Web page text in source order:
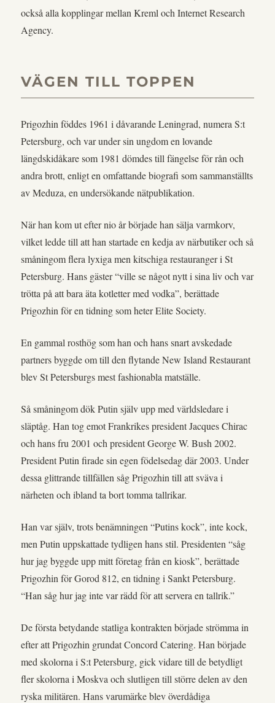
också alla kopplingar mellan Kreml och Internet Research
Agency.
VÄGEN TILL TOPPEN
Prigozhin föddes 1961 i dåvarande Leningrad, numera S:t
Petersburg, och var under sin ungdom en lovande
längdskidåkare som 1981 dömdes till fängelse för rån och
andra brott, enligt en omfattande biografi som sammanställts
av Meduza, en undersökande nätpublikation.
När han kom ut efter nio år började han sälja varmkorv,
vilket ledde till att han startade en kedja av närbutiker och så
småningom flera lyxiga men kitschiga restauranger i St
Petersburg. Hans gäster “ville se något nytt i sina liv och var
trötta på att bara äta kotletter med vodka”, berättade
Prigozhin för en tidning som heter Elite Society.
En gammal rosthög som han och hans snart avskedade
partners byggde om till den flytande New Island Restaurant
blev St Petersburgs mest fashionabla matställe.
Så småningom dök Putin själv upp med världsledare i
släptåg. Han tog emot Frankrikes president Jacques Chirac
och hans fru 2001 och president George W. Bush 2002.
President Putin firade sin egen födelsedag där 2003. Under
dessa glittrande tillfällen såg Prigozhin till att sväva i
närheten och ibland ta bort tomma tallrikar.
Han var själv, trots benämningen “Putins kock”, inte kock,
men Putin uppskattade tydligen hans stil. Presidenten “såg
hur jag byggde upp mitt företag från en kiosk”, berättade
Prigozhin för Gorod 812, en tidning i Sankt Petersburg.
“Han såg hur jag inte var rädd för att servera en tallrik.”
De första betydande statliga kontrakten började strömma in
efter att Prigozhin grundat Concord Catering. Han började
med skolorna i S:t Petersburg, gick vidare till de betydligt
fler skolorna i Moskva och slutligen till större delen av den
ryska militären. Hans varumärke blev överdådiga